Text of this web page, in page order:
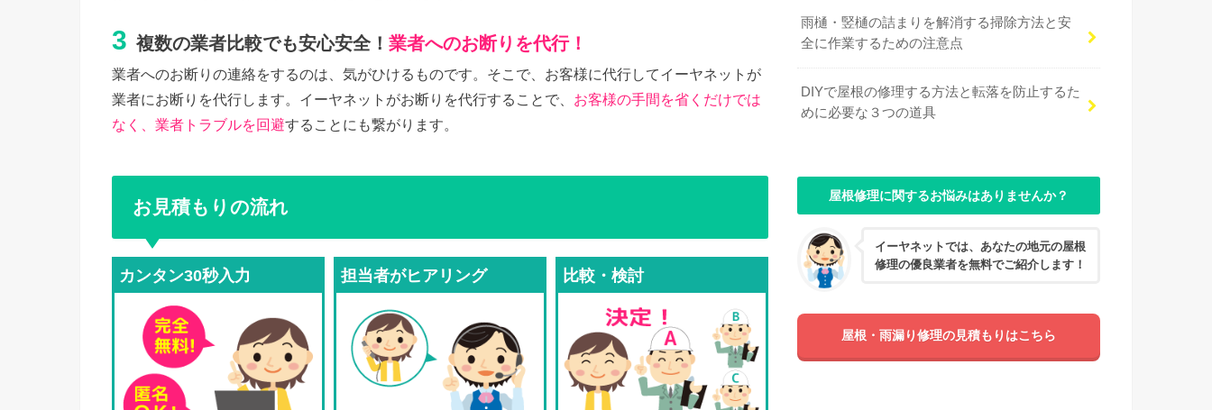
3 複数の業者比較でも安心安全！ 業者へのお断りを代行！
業者へのお断りの連絡をするのは、気がひけるものです。そこで、お客様に代行してイーヤネットが
業者にお断りを代行します。イーヤネットがお断りを代行することで、 お客様の手間を省くだけでは
なく、業者トラブルを回避することにも繋がります。
お見積もりの流れ
カンタン30秒入力 担当者がヒアリング 比較・検討
雨樋・竪樋の詰まりを解消する掃除方法と安
全に作業するための注意点
DIYで屋根の修理する方法と転落を防止するた
めに必要な３つの道具
屋根修理に関するお悩みはありませんか？
イーヤネットでは、あなたの地元の屋根
修理の優良業者を無料でご紹介します！
屋根・雨漏り修理の見積もりはこちら